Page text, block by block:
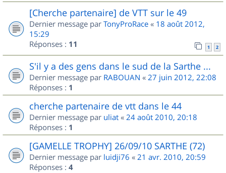
[Cherche partenaire] de VTT sur le 49
Dernier message par TonyProRace « 18 août 2012,
15:29
Réponses : 11 1 2
S'il y a des gens dans le sud de la Sarthe ...
Dernier message par RABOUAN « 27 juin 2012, 22:08
Réponses : 1
cherche partenaire de vtt dans le 44
Dernier message par uliat « 24 août 2010, 20:18
Réponses : 1
[GAMELLE TROPHY] 26/09/10 SARTHE (72)
Dernier message par luidji76 « 21 avr. 2010, 20:59
Réponses : 4